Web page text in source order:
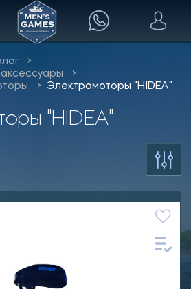
Электромоторы "HIDEA"
"HIDEA"